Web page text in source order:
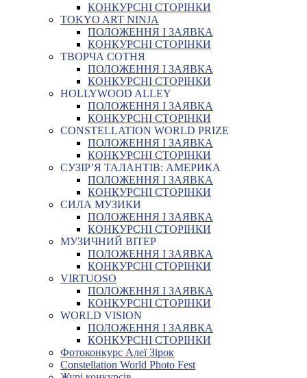
КОНКУРСНІ СТОРІНКИ
TOKYO ART NINJA
ПОЛОЖЕННЯ І ЗАЯВКА
КОНКУРСНІ СТОРІНКИ
ТВОРЧА СОТНЯ
ПОЛОЖЕННЯ І ЗАЯВКА
КОНКУРСНІ СТОРІНКИ
HOLLYWOOD ALLEY
ПОЛОЖЕННЯ І ЗАЯВКА
КОНКУРСНІ СТОРІНКИ
CONSTELLATION WORLD PRIZE
ПОЛОЖЕННЯ І ЗАЯВКА
КОНКУРСНІ СТОРІНКИ
СУЗІР’Я ТАЛАНТІВ: АМЕРИКА
ПОЛОЖЕННЯ І ЗАЯВКА
КОНКУРСНІ СТОРІНКИ
СИЛА МУЗИКИ
ПОЛОЖЕННЯ І ЗАЯВКА
КОНКУРСНІ СТОРІНКИ
МУЗИЧНИЙ ВІТЕР
ПОЛОЖЕННЯ І ЗАЯВКА
КОНКУРСНІ СТОРІНКИ
VIRTUOSO
ПОЛОЖЕННЯ І ЗАЯВКА
КОНКУРСНІ СТОРІНКИ
WORLD VISION
ПОЛОЖЕННЯ І ЗАЯВКА
КОНКУРСНІ СТОРІНКИ
Фотоконкурс Алеї Зірок
Constellation World Photo Fest